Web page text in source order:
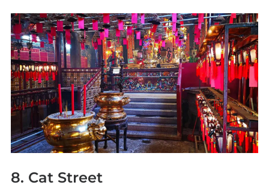
8. Cat Street